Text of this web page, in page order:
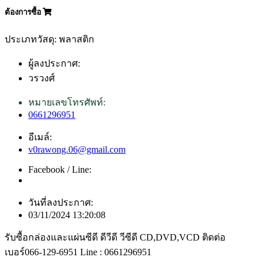
ต้องการซื้อ
ประเภทวัสดุ: พลาสติก
ผู้ลงประกาศ:
วรวงศ์
หมายเลขโทรศัพท์:
0661296951
อีเมล์:
v0rawong.06@gmail.com
Facebook / Line:
วันที่ลงประกาศ:
03/11/2024 13:20:08
รับซื้อกล่องและแผ่นซีดี ดีวีดี วีซีดี CD,DVD,VCD ติดต่อ
เบอร์066-129-6951 Line : 0661296951